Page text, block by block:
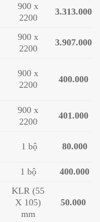
900 x
2200
3.313.000
900 x
2200
3.907.000
900 x
2200
400.000
900 x
2200
401.000
1 bộ 80.000
1 bộ 400.000
KLR (55
X 105)
mm
50.000